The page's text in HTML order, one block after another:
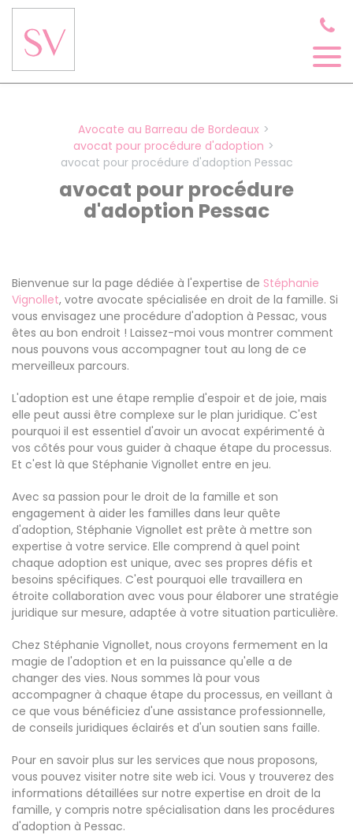
Avocate au Barreau de Bordeaux
avocat pour procédure d'adoption
avocat pour procédure d'adoption Pessac
avocat pour procédure
d'adoption Pessac
Bienvenue sur la page dédiée à l'expertise de Stéphanie
Vignollet, votre avocate spécialisée en droit de la famille. Si
vous envisagez une procédure d'adoption à Pessac, vous
êtes au bon endroit ! Laissez-moi vous montrer comment
nous pouvons vous accompagner tout au long de ce
merveilleux parcours.
L'adoption est une étape remplie d'espoir et de joie, mais
elle peut aussi être complexe sur le plan juridique. C'est
pourquoi il est essentiel d'avoir un avocat expérimenté à
vos côtés pour vous guider à chaque étape du processus.
Et c'est là que Stéphanie Vignollet entre en jeu.
Avec sa passion pour le droit de la famille et son
engagement à aider les familles dans leur quête
d'adoption, Stéphanie Vignollet est prête à mettre son
expertise à votre service. Elle comprend à quel point
chaque adoption est unique, avec ses propres défis et
besoins spécifiques. C'est pourquoi elle travaillera en
étroite collaboration avec vous pour élaborer une stratégie
juridique sur mesure, adaptée à votre situation particulière.
Chez Stéphanie Vignollet, nous croyons fermement en la
magie de l'adoption et en la puissance qu'elle a de
changer des vies. Nous sommes là pour vous
accompagner à chaque étape du processus, en veillant à
ce que vous bénéficiez d'une assistance professionnelle,
de conseils juridiques éclairés et d'un soutien sans faille.
Pour en savoir plus sur les services que nous proposons,
vous pouvez visiter notre site web ici. Vous y trouverez des
informations détaillées sur notre expertise en droit de la
famille, y compris notre spécialisation dans les procédures
d'adoption à Pessac.
Panneau de gestion des cookies